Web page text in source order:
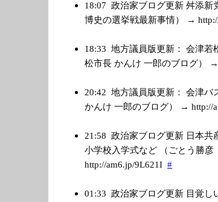
18:07 政治家ブログ更新 舛添新
博史の選挙戦最新事情） →
18:33 地方議員版更新： 会津若
松市長 かんけ 一郎のブログ）
20:42 地方議員版更新： 会津バ
かんけ 一郎のブログ） → http://
21:58 政治家ブログ更新 日本共
小学校入学式など （ごとう勝
http://am6.jp/9L621I #
01:33 政治家ブログ更新 目覚し